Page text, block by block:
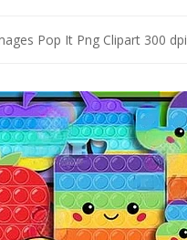
Pop It Png Clipart 300 dpi